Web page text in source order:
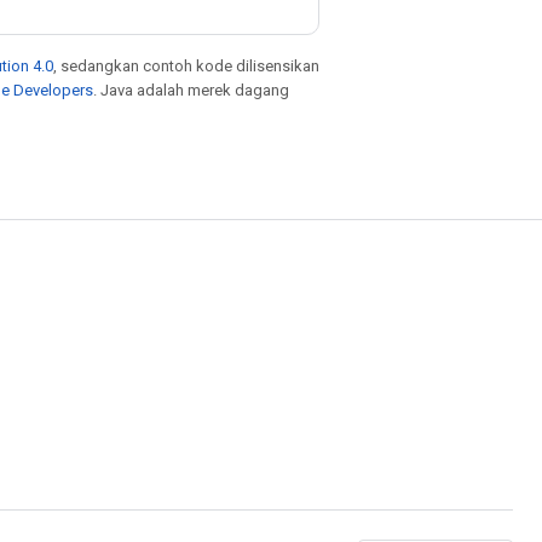
4.0 , sedangkan contoh kode dilisensikan
Developers . Java adalah merek dagang